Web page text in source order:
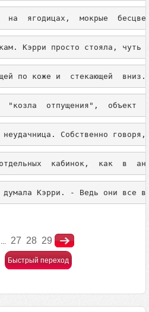
ягодицах,  мокрые
Кэрри просто стояла, чуть
по коже и  стекающей
"козла  отпущения",  объект
неудачница. Собственно
кабинок,  как  в
- тоскливо
... 27 28 29
Быстрый переход